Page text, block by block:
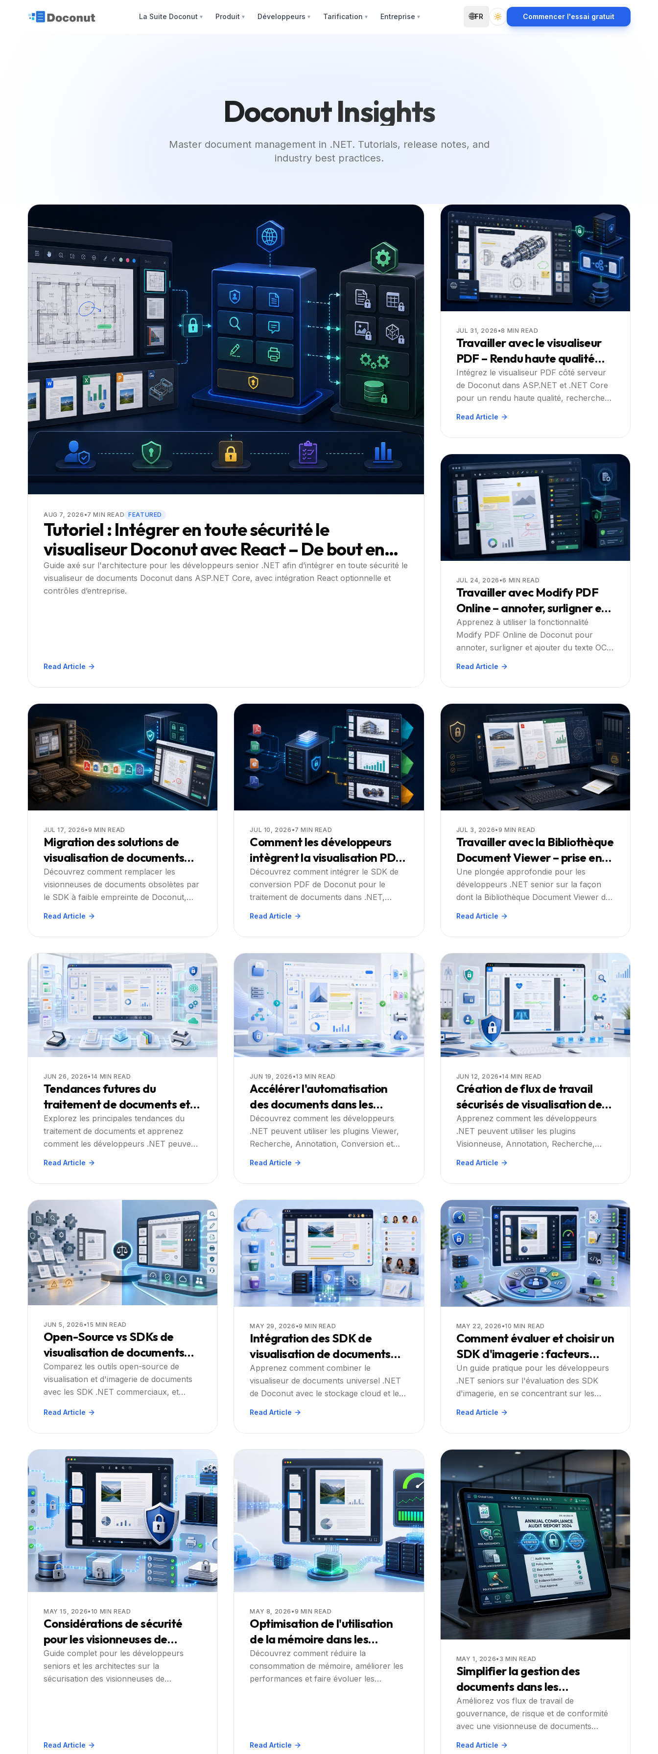
La Suite Doconut ▼ Produit ▼ Développeurs ▼ Tarification ▼ Entreprise ▼ 🌐FR Toggle themeCommencer l'essai gratuit
Doconut Insights
Master document management in .NET. Tutorials, release notes, and
industry best practices.
AUG 7, 2026 •7 MIN READ FEATURED
Tutoriel : Intégrer en toute sécurité le
visualiseur Doconut avec React – De bout en
bout
Guide axé sur l'architecture pour les développeurs senior .NET afin d’intégrer en toute sécurité le
visualiseur de documents Doconut dans ASP.NET Core, avec intégration React optionnelle et
contrôles d’entreprise.
Read Article
JUL 31, 2026 •8 MIN READ
Travailler avec le visualiseur
PDF – Rendu haute qualité
pour les fichiers PDF dans les
applications ASP.NET et .NET
Core avec recherche complète
et interaction : Guide pratique
Intégrez le visualiseur PDF côté serveur
de Doconut dans ASP.NET et .NET Core
pour un rendu haute qualité, recherche
commencez votre essai gratuit.
Read Article
JUL 24, 2026 •6 MIN READ
Travailler avec Modify PDF
Online – annoter, surligner et
rendre les PDF recherchables
directement dans l'application
web : Guide pratique
Apprenez à utiliser la fonctionnalité
Modify PDF Online de Doconut pour
annoter, surligner et ajouter du texte OCR
.NET. Explorez les étapes pratiques, les
meilleures pratiques et des scénarios réels
Read Article
JUL 17, 2026•9 MIN READ
Migration des solutions de
visualisation de documents
héritées vers des SDK
modernes à faible empreinte
Découvrez comment remplacer les
visionneuses de documents obsolètes par
le SDK à faible empreinte de Doconut,
l'accessibilité et la sécurité des
applications d'entreprise basées sur .NET.
Read Article
JUL 10, 2026 •7 MIN READ
Comment les développeurs
intègrent la visualisation PDF,
Office et CAD dans les
applications Web .NET, React,
Angular ou Vue pour améliorer
la convivialité et l'efficacité :
étape par étape
Découvrez comment intégrer le SDK de
conversion PDF de Doconut pour le
traitement de documents dans .NET,
étape, conseils de sécurité et meilleures
pratiques.
Read Article
JUL 3, 2026•9 MIN READ
Travailler avec la Bibliothèque
Document Viewer – prise en
charge des formats PDF,
Office et CAD avec
annotations intégrées,
recherche et impression :
Guide Pratique
Une plongée approfondie pour les
développeurs .NET senior sur la façon
dont la Bibliothèque Document Viewer de
CAD, l'annotation, la recherche et
l'impression aux applications web
Read Article
JUN 26, 2026•14 MIN READ
Tendances futures du
traitement de documents et
ce qu'elles signifient pour les
développeurs .NET
Explorez les principales tendances du
traitement de documents et apprenez
comment les développeurs .NET peuvent
plugins Doconut Viewer, Search,
Annotation, Converter et Controlled
Read Article
JUN 19, 2026 •13 MIN READ
Accélérer l'automatisation
des documents dans les
applications .NET avec
Doconut
Découvrez comment les développeurs
.NET peuvent utiliser les plugins Viewer,
Recherche, Annotation, Conversion et
des documents.
Read Article
JUN 12, 2026 •14 MIN READ
Création de flux de travail
sécurisés de visualisation de
documents médicaux en .NET
avec Doconut
Apprenez comment les développeurs
.NET peuvent utiliser les plugins
Visionneuse, Annotation, Recherche,
contrôlés de visualisation de documents
Read Article
JUN 5, 2026 •15 MIN READ
Open-Source vs SDKs de
visualisation de documents
.NET commerciaux : Ce que les
développeurs doivent
considérer
Comparez les outils open-source de
visualisation et d'imagerie de documents
avec les SDK .NET commerciaux, et
aider à réduire la complexité d'intégration.
Read Article
MAY 29, 2026 •9 MIN READ
Intégration des SDK de
visualisation de documents
avec le stockage cloud et les
plateformes de collaboration
Apprenez comment combiner le
visualiseur de documents universel .NET
de Doconut avec le stockage cloud et les
recherchables, annotables et sécurisées à
Read Article
MAY 22, 2026 •10 MIN READ
Comment évaluer et choisir un
SDK d'imagerie : facteurs
au‑delà du prix
Un guide pratique pour les développeurs
.NET seniors sur l'évaluation des SDK
d'imagerie, en se concentrant sur les
Doconut comme solution recommandée.
Read Article
MAY 15, 2026•10 MIN READ
Considérations de sécurité
pour les visionneuses de
documents .NET dans les
applications d'entreprise
Guide complet pour les développeurs
seniors et les architectes sur la
sécurisation des visionneuses de
résout chaque défi.
Read Article
MAY 8, 2026 •9 MIN READ
Optimisation de l'utilisation
de la mémoire dans les
applications de visualisation
de documents à grande
échelle
Découvrez comment réduire la
consommation de mémoire, améliorer les
performances et faire évoluer les
Read Article
MAY 1, 2026• 3 MIN READ
Simplifier la gestion des
documents dans les
plateformes GRC avec
Doconut
Améliorez vos flux de travail de
gouvernance, de risque et de conformité
avec une visionneuse de documents
conçu pour les plateformes modernes.
Read Article